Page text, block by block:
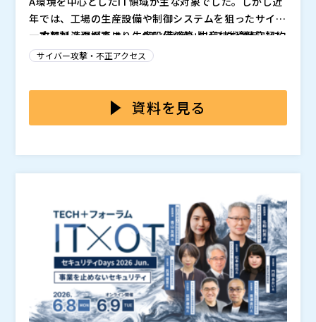
年では、工場の生産設備や制御システムを狙ったサイバ
ー攻撃リスクが高まり、OT（制御・生産技術領域）に
おける対策の重要性が急速に高まっています。 こうし
域版ガイドライン」を策定。2026年4月、「工場領域版
V1.0」が正式リリースされました。今後は、自動車メー
サプライチェーン全体で、OT環境を含めたセキュリテ
ィ対策への対応が求められていくと考えられます。
一方で製造現場では、生産設備の停止リスクや保守契約
上の制約から、一般的なIT環境と同様のセキュリティ対
しているケースも存在しています。 さらに、「何から
対応すべきかわからない」「工場を止められない」「O
ら、ガイドライン対応の必要性を認識しつつも、具体的
な対策に踏み出せない企業も多いのが現状です。
ポイントを整理するとともに、OT環境特有の制約を踏
まえた現実的なセキュリティ対策について解説します。
るネットワーク型対策やUSB利用時のリスク低減策、O
T環境の可視化・アクセス制御など、効果的で包括的な
ケースを交えながら紹介します。
マジセミ株式会社（）
※共催、協賛、協力、講演企業は将来的に追加、削除さ
サイバー攻撃・不正アクセス
資料を見る